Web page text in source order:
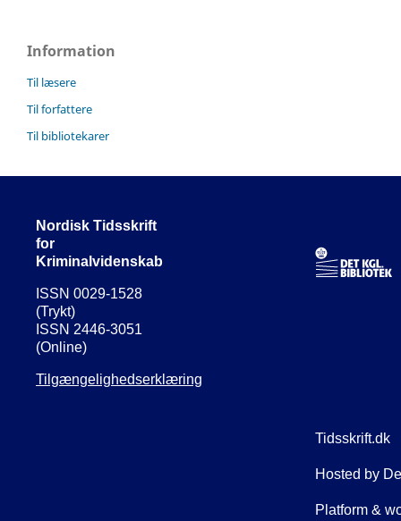
Information
Til læsere
Til forfattere
Til bibliotekarer
Nordisk Tidsskrift
for
Kriminalvidenskab
ISSN 0029-1528
(Trykt)
ISSN 2446-3051
(Online)
Tilgængelighedserklæring